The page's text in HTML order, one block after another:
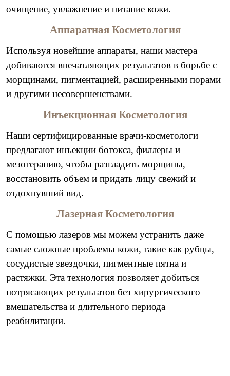
очищение, увлажнение и питание кожи.
Аппаратная Косметология
Используя новейшие аппараты, наши мастера
добиваются впечатляющих результатов в борьбе с
морщинами, пигментацией, расширенными порами
и другими несовершенствами.
Инъекционная Косметология
Наши сертифицированные врачи-косметологи
предлагают инъекции ботокса, филлеры и
мезотерапию, чтобы разгладить морщины,
восстановить объем и придать лицу свежий и
отдохнувший вид.
Лазерная Косметология
С помощью лазеров мы можем устранить даже
самые сложные проблемы кожи, такие как рубцы,
сосудистые звездочки, пигментные пятна и
растяжки. Эта технология позволяет добиться
потрясающих результатов без хирургического
вмешательства и длительного периода
реабилитации.